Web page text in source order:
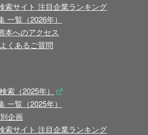
索サイト 注目企業ランキング
一覧（2026年）
本へのアクセス
くあるご質問
索（2025年）
一覧（2025年）
企画
索サイト 注目企業ランキング